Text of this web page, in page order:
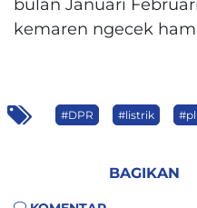
kemaren ngecek
#DPR #listrik
BAGIKAN